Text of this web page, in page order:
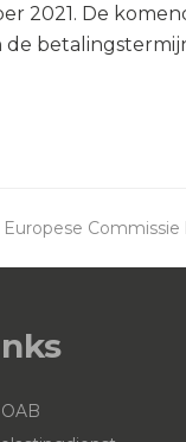
2021. De
de
next
Europese